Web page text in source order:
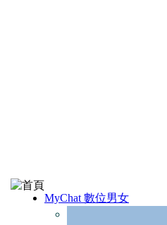
MyChat 數位男女